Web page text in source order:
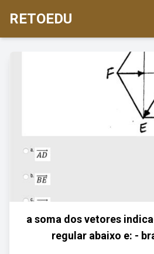
RETOEDU
a soma dos vetores
regular abaixo e: -